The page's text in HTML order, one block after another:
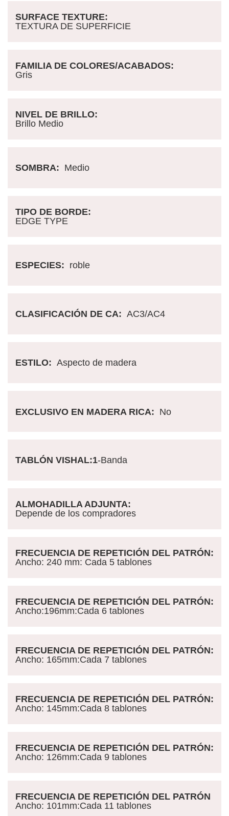
SURFACE TEXTURE:
TEXTURA DE SUPERFICIE
FAMILIA DE COLORES/ACABADOS:
Gris
NIVEL DE BRILLO:
Brillo Medio
SOMBRA: Medio
TIPO DE BORDE:
EDGE TYPE
ESPECIES: roble
CLASIFICACIÓN DE CA: AC3/AC4
ESTILO: Aspecto de madera
EXCLUSIVO EN MADERA RICA: No
TABLÓN VISHAL:1-Banda
ALMOHADILLA ADJUNTA:
Depende de los compradores
FRECUENCIA DE REPETICIÓN DEL PATRÓN:
Ancho: 240 mm: Cada 5 tablones
FRECUENCIA DE REPETICIÓN DEL PATRÓN:
Ancho:196mm:Cada 6 tablones
FRECUENCIA DE REPETICIÓN DEL PATRÓN:
Ancho: 165mm:Cada 7 tablones
FRECUENCIA DE REPETICIÓN DEL PATRÓN:
Ancho: 145mm:Cada 8 tablones
FRECUENCIA DE REPETICIÓN DEL PATRÓN:
Ancho: 126mm:Cada 9 tablones
FRECUENCIA DE REPETICIÓN DEL PATRÓN
Ancho: 101mm:Cada 11 tablones